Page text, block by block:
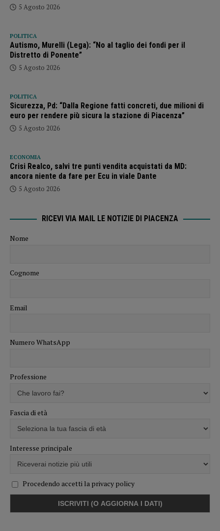
5 Agosto 2026
POLITICA
Autismo, Murelli (Lega): “No al taglio dei fondi per il
Distretto di Ponente”
5 Agosto 2026
POLITICA
Sicurezza, Pd: “Dalla Regione fatti concreti, due milioni di
euro per rendere più sicura la stazione di Piacenza”
5 Agosto 2026
ECONOMIA
Crisi Realco, salvi tre punti vendita acquistati da MD:
ancora niente da fare per Ecu in viale Dante
5 Agosto 2026
RICEVI VIA MAIL LE NOTIZIE DI PIACENZA
Nome
Cognome
Email
Numero WhatsApp
Professione
Fascia di età
Interesse principale
Procedendo accetti la privacy policy